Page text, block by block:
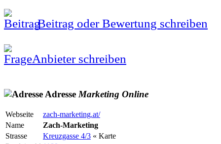
Beitrag oder Bewertung schreiben
Anbieter schreiben
Adresse Marketing Online
Webseite
zach-marketing.at/
Name
Zach-Marketing
Strasse
Kreuzgasse 4/3 « Karte